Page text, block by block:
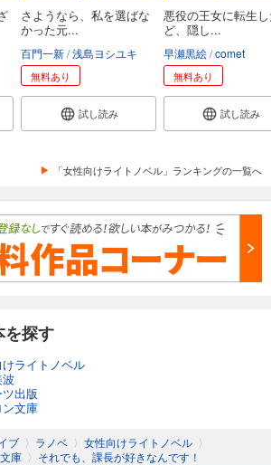
さようなら、私を選ばな
かった元...
百門一新 浅島ヨシユキ
無料あり
試し読み
悪役の王女に転生
ど、隠し...
早瀬黒絵 comet
無料あり
試し読み
「女性向けライトノベル」ランキングの一覧へ
を探す
ライトノベル
出版
文庫
ブ 〉 ラノベ 〉 女性向けライトノベル 〉
庫 〉 それでも、課長が好きなんです！